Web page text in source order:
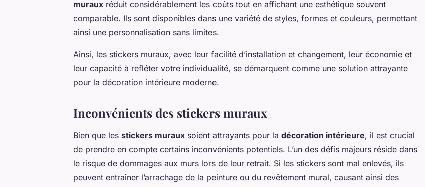
muraux réduit considérablement les coûts tout en affichant une esthétique souvent
comparable. Ils sont disponibles dans une variété de styles, formes et couleurs, permettant
ainsi une personnalisation sans limites.
Ainsi, les stickers muraux, avec leur facilité d’installation et changement, leur économie et
leur capacité à refléter votre individualité, se démarquent comme une solution attrayante
pour la décoration intérieure moderne.
Inconvénients des stickers muraux
Bien que les stickers muraux soient attrayants pour la décoration intérieure, il est crucial
de prendre en compte certains inconvénients potentiels. L’un des défis majeurs réside dans
le risque de dommages aux murs lors de leur retrait. Si les stickers sont mal enlevés, ils
peuvent entraîner l’arrachage de la peinture ou du revêtement mural, causant ainsi des